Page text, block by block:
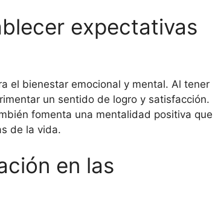
expectativas
el bienestar emocional y mental. Al tener
un sentido de logro y satisfacción.
fomenta una mentalidad positiva que
de la vida.
en las